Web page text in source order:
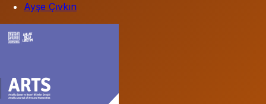
Ayşe Çıvkın